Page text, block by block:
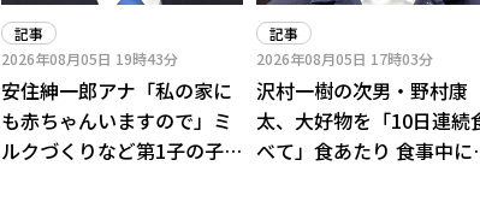
記事
2026年08月05日 19時43分
安住紳一郎アナ「私の家に
も赤ちゃんいますので」ミ
ルクづくりなど第1子の子育
記事
2026年08月05日 17時03分
沢村一樹の次男・野村康
太、大好物を「10日連続
べて」食あたり 食事中に